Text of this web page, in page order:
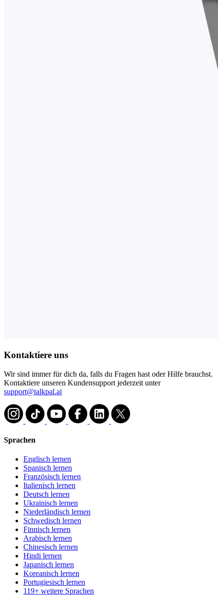
Kontaktiere uns
Wir sind immer für dich da, falls du Fragen hast oder Hilfe brauchst.
Kontaktiere unseren Kundensupport jederzeit unter
support@talkpal.ai
Sprachen
Englisch lernen
Spanisch lernen
Französisch lernen
Italienisch lernen
Deutsch lernen
Ukrainisch lernen
Niederländisch lernen
Schwedisch lernen
Finnisch lernen
Arabisch lernen
Chinesisch lernen
Hindi lernen
Japanisch lernen
Koreanisch lernen
Portugiesisch lernen
119+ weitere Sprachen